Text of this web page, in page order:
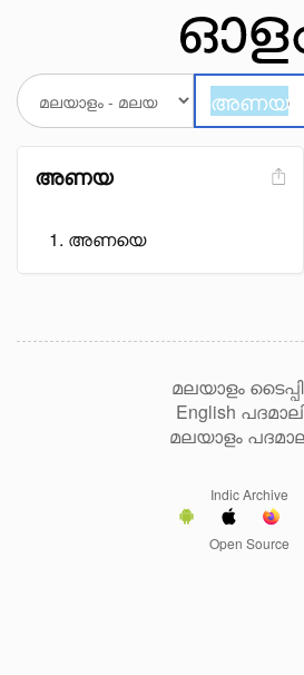
അണയ
അണയെ
മലയാളം
English
മലയാളം
Indic Archive
Open Source